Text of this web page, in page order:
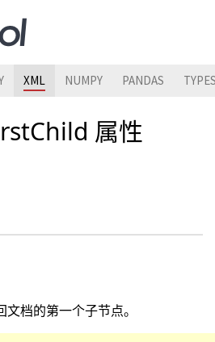
XML NUMPY PANDAS
属性
文档的第一个子节点。